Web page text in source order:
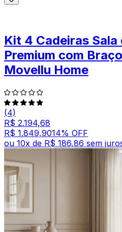
Kit 4 Cadeiras
Premium com
Movellu Home
(4)
R$ 2.194,68
R$ 1.849,9014% OFF
ou 10x de R$ 186,86 sem